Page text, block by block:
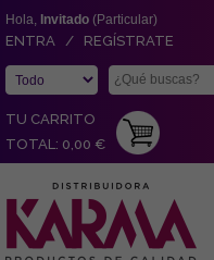
Hola, Invitado (Particular)
ENTRA / REGÍSTRATE
TU CARRITO
TOTAL: 0,00 €